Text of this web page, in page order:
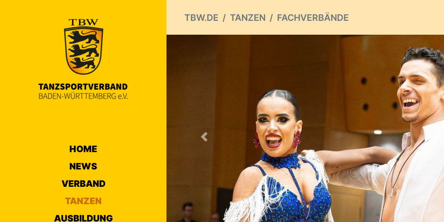
HOME
NEWS
VERBAND
TANZEN
AUSBILDUNG
TBW.DE TANZEN FACHVERBÄNDE
Previous